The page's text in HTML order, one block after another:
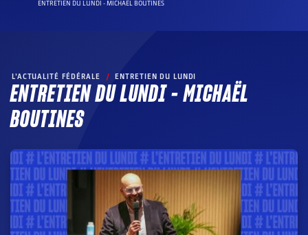
ENTRETIEN DU LUNDI - MICHAËL BOUTINES
L’ACTUALITÉ FÉDÉRALE / ENTRETIEN DU LUNDI
ENTRETIEN DU LUNDI – MICHAËL
BOUTINES